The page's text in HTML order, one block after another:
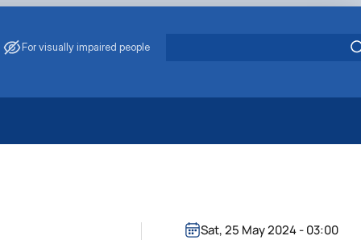
For visually impaired people
Saving
of Eco-Safe and Organic Products
Sat, 25 May 2024 - 03:00